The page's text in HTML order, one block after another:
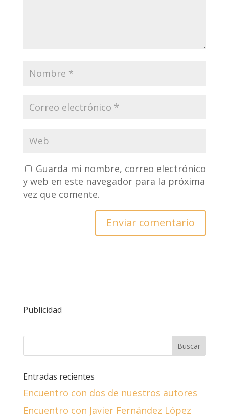
Guarda mi nombre, correo electrónico
y web en este navegador para la próxima
vez que comente.
Publicidad
Entradas recientes
Encuentro con dos de nuestros autores
Encuentro con Javier Fernández López